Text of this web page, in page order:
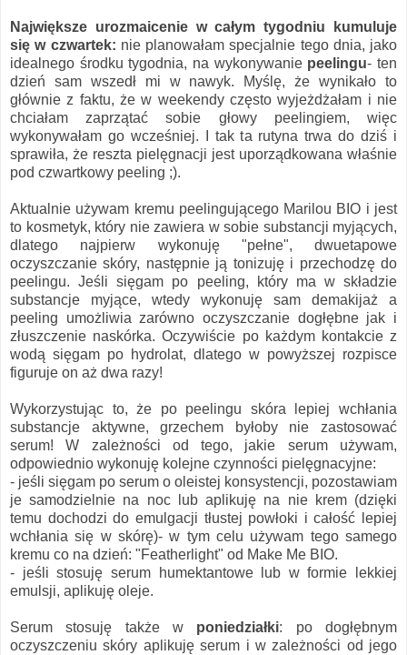
Największe urozmaicenie w całym tygodniu kumuluje
się w czwartek: nie planowałam specjalnie tego dnia, jako
idealnego środku tygodnia, na wykonywanie peelingu- ten
dzień sam wszedł mi w nawyk. Myślę, że wynikało to
głównie z faktu, że w weekendy często wyjeżdżałam i nie
chciałam zaprzątać sobie głowy peelingiem, więc
wykonywałam go wcześniej. I tak ta rutyna trwa do dziś i
sprawiła, że reszta pielęgnacji jest uporządkowana właśnie
pod czwartkowy peeling ;).
Aktualnie używam kremu peelingującego Marilou BIO i jest
to kosmetyk, który nie zawiera w sobie substancji myjących,
dlatego najpierw wykonuję "pełne", dwuetapowe
oczyszczanie skóry, następnie ją tonizuję i przechodzę do
peelingu. Jeśli sięgam po peeling, który ma w składzie
substancje myjące, wtedy wykonuję sam demakijaż a
peeling umożliwia zarówno oczyszczanie dogłębne jak i
złuszczenie naskórka. Oczywiście po każdym kontakcie z
wodą sięgam po hydrolat, dlatego w powyższej rozpisce
figuruje on aż dwa razy!
Wykorzystując to, że po peelingu skóra lepiej wchłania
substancje aktywne, grzechem byłoby nie zastosować
serum! W zależności od tego, jakie serum używam,
odpowiednio wykonuję kolejne czynności pielęgnacyjne:
- jeśli sięgam po serum o oleistej konsystencji, pozostawiam
je samodzielnie na noc lub aplikuję na nie krem (dzięki
temu dochodzi do emulgacji tłustej powłoki i całość lepiej
wchłania się w skórę)- w tym celu używam tego samego
kremu co na dzień: "Featherlight" od Make Me BIO.
- jeśli stosuję serum humektantowe lub w formie lekkiej
emulsji, aplikuję oleje.
Serum stosuję także w poniedziałki: po dogłębnym
oczyszczeniu skóry aplikuję serum i w zależności od jego